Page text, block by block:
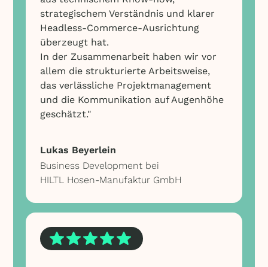
strategischem Verständnis und klarer
Headless-Commerce-Ausrichtung
überzeugt hat.
In der Zusammenarbeit haben wir vor
allem die strukturierte Arbeitsweise,
das verlässliche Projektmanagement
und die Kommunikation auf Augenhöhe
geschätzt."
Lukas Beyerlein
Business Development bei
HILTL Hosen-Manufaktur GmbH